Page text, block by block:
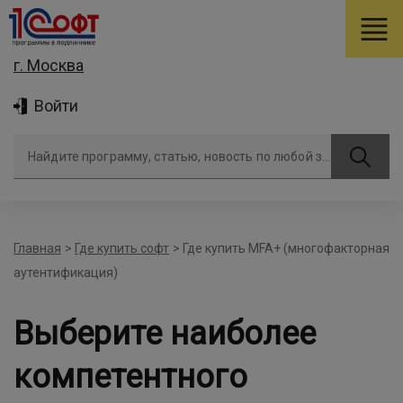
г. Москва
Войти
Главная > Где купить софт > Где купить MFA+ (многофакторная
аутентификация)
Выберите наиболее
компетентного